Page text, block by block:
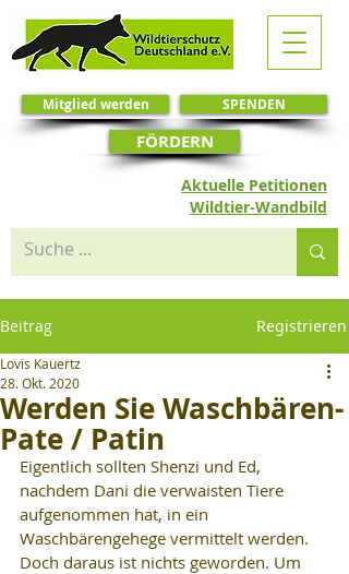
SPENDEN
Mitglied werden
Aktuelle Petitionen
FÖRDERN
Wildtier-Wandbild
Beitrag Registrieren
Werden Sie Waschbären-
Pate / Patin
Lovis Kauertz
28. Okt. 2020
Eigentlich sollten Shenzi und Ed,
nachdem Dani die verwaisten Tiere
aufgenommen hat, in ein
Waschbärengehege vermittelt werden.
Doch daraus ist nichts geworden. Um